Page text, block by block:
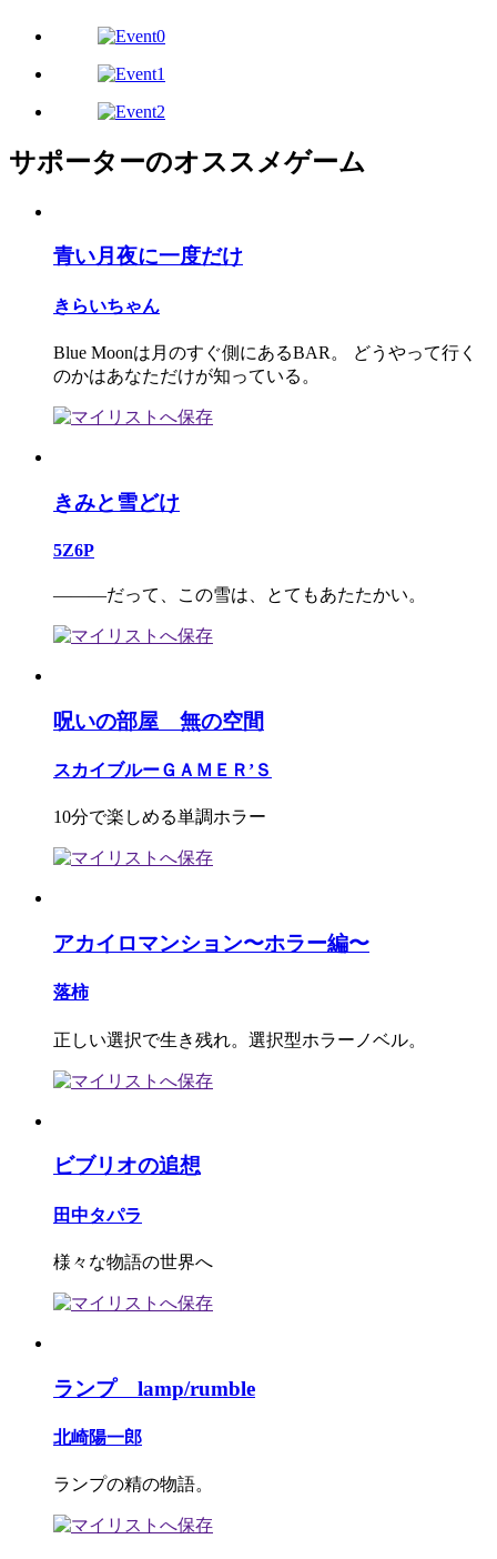
サポーターのオススメゲーム
青い月夜に一度だけ
きらいちゃん
Blue Moonは月のすぐ側にあるBAR。 どうやって行く
のかはあなただけが知っている。
きみと雪どけ
5Z6P
―――だって、この雪は、とてもあたたかい。
呪いの部屋 無の空間
スカイブルーＧＡＭＥＲ’Ｓ
10分で楽しめる単調ホラー
アカイロマンション〜ホラー編〜
落柿
正しい選択で生き残れ。選択型ホラーノベル。
ビブリオの追想
田中タパラ
様々な物語の世界へ
ランプ lamp/rumble
北崎陽一郎
ランプの精の物語。